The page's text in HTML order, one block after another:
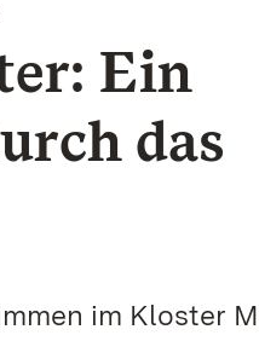
Ein
das
im Kloster